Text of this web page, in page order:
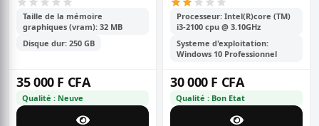
Taille de la mémoire
graphiques (vram): 32 MB
Disque dur: 250 GB
35 000 F CFA
Qualité : Neuve
Processeur: Intel(R)core (TM)
i3-2100 cpu @ 3.10GHz
Systeme d'exploitation:
Windows 10 Professionnel
30 000 F CFA
Qualité : Bon Etat